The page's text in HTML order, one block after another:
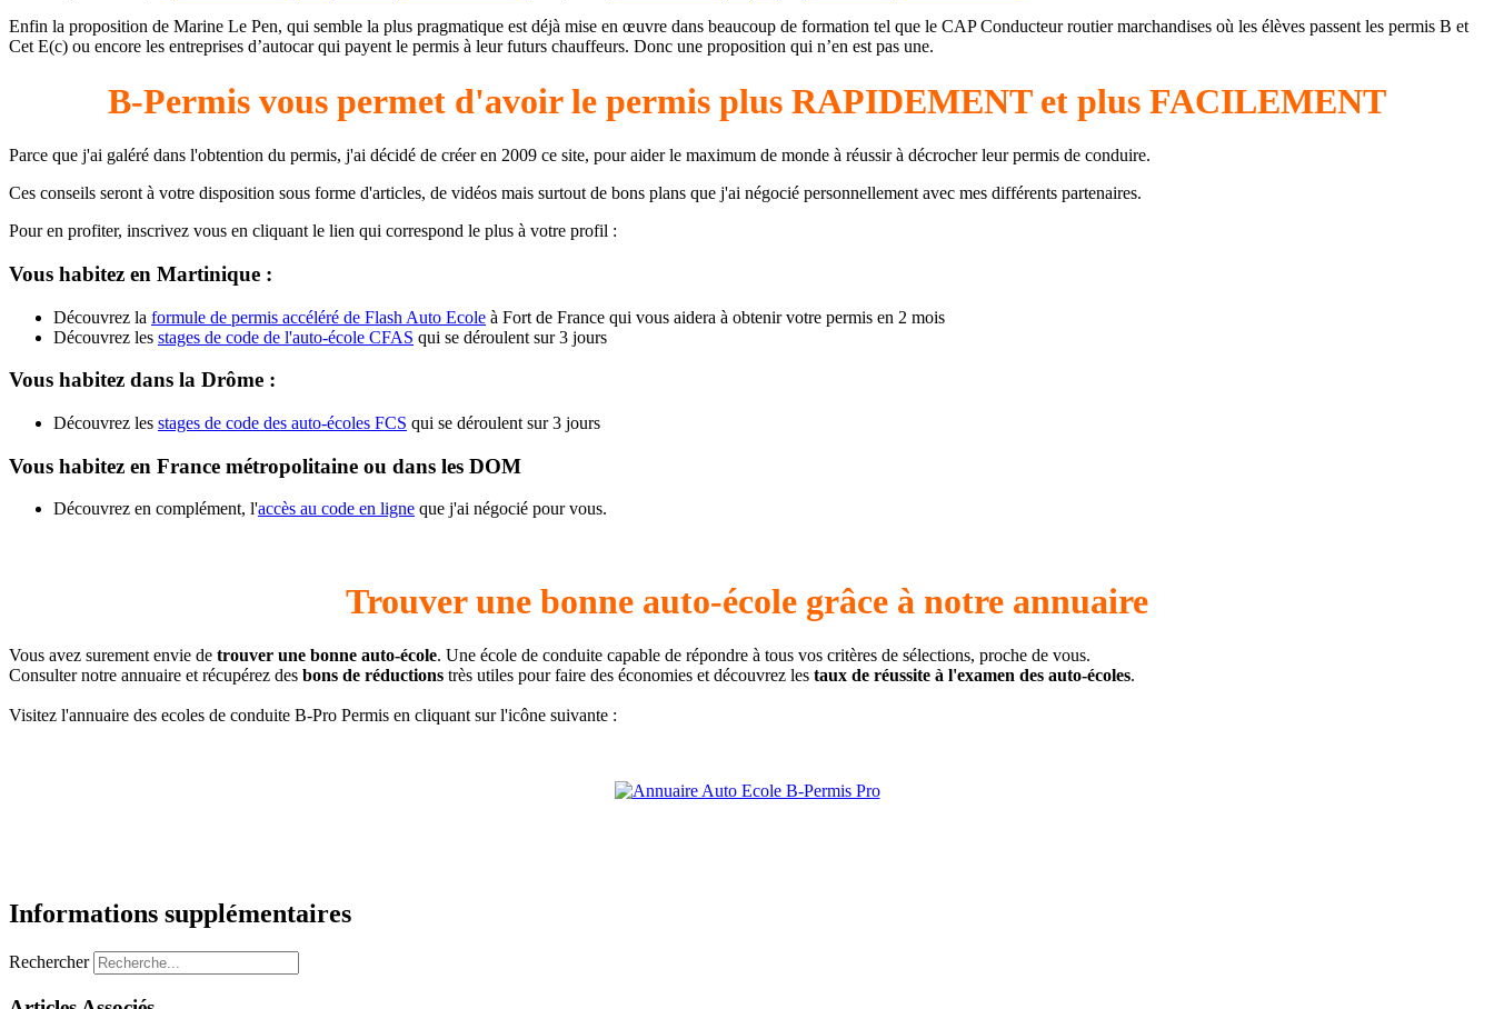
Enfin la proposition de Marine Le Pen, qui semble la plus pragmatique est déjà mise en œuvre dans beaucoup de formation tel que le CAP Conducteur routier marchandises où les élèves passent les permis B et
Cet E(c) ou encore les entreprises d’autocar qui payent le permis à leur futurs chauffeurs. Donc une proposition qui n’en est pas une.
B-Permis vous permet d'avoir le permis plus RAPIDEMENT et plus FACILEMENT
Parce que j'ai galéré dans l'obtention du permis, j'ai décidé de créer en 2009 ce site, pour aider le maximum de monde à réussir à décrocher leur permis de conduire.
Ces conseils seront à votre disposition sous forme d'articles, de vidéos mais surtout de bons plans que j'ai négocié personnellement avec mes différents partenaires.
Pour en profiter, inscrivez vous en cliquant le lien qui correspond le plus à votre profil :
Vous habitez en Martinique :
Découvrez la formule de permis accéléré de Flash Auto Ecole à Fort de France qui vous aidera à obtenir votre permis en 2 mois
Découvrez les stages de code de l'auto-école CFAS qui se déroulent sur 3 jours
Vous habitez dans la Drôme :
Découvrez les stages de code des auto-écoles FCS qui se déroulent sur 3 jours
Vous habitez en France métropolitaine ou dans les DOM
Découvrez en complément, l'accès au code en ligne que j'ai négocié pour vous.
Trouver une bonne auto-école grâce à notre annuaire
Vous avez surement envie de trouver une bonne auto-école. Une école de conduite capable de répondre à tous vos critères de sélections, proche de vous.
Consulter notre annuaire et récupérez des bons de réductions très utiles pour faire des économies et découvrez les taux de réussite à l'examen des auto-écoles.
Visitez l'annuaire des ecoles de conduite B-Pro Permis en cliquant sur l'icône suivante :
Informations supplémentaires
Rechercher